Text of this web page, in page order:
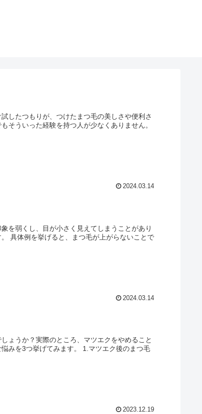
したつもりが、つけたまつ毛の美しさや便利さ
そういった経験を持つ人が少なくありません。
2024.03.14
を弱くし、目が小さく見えてしまうことがあり
具体例を挙げると、まつ毛が上がらないことで
2024.03.14
ょうか？実際のところ、マツエクをやめること
みを3つ挙げてみます。 1.マツエク後のまつ毛
2023.12.19